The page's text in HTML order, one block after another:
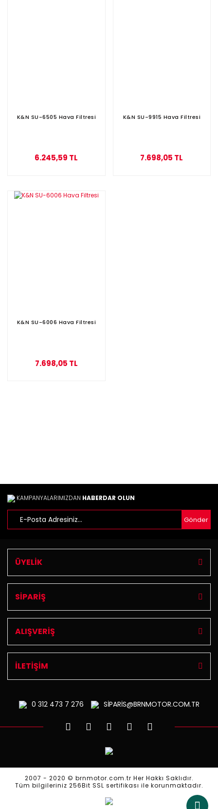
K&N SU-6505 Hava Filtresi
6.245,59 TL
K&N SU-9915 Hava Filtresi
7.698,05 TL
K&N SU-6006 Hava Filtresi
7.698,05 TL
KAMPANYALARIMIZDAN HABERDAR OLUN
Gönder
ÜYELİK
SİPARİŞ
ALIŞVERİŞ
İLETİŞİM
0 312473 7 276 SİPARİS@BRNMOTOR.COM.TR
2007 - 2020 © brnmotor.com.tr Her Hakkı Saklıdır.
Tüm bilgileriniz 256Bit SSL sertifikası ile korunmaktadır.